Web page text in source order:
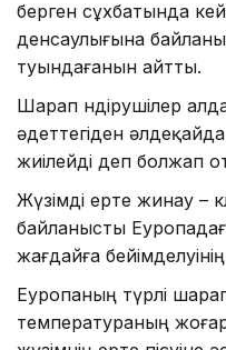
берген сұхбатында
денсаулығына
туындағанын айтты.
Шарап өндірушілер
әдеттегіден
жиілейді деп болжап
Жүзімді ерте жинау –
байланысты
жағдайға
Еуропаның түрлі шарап
температураның